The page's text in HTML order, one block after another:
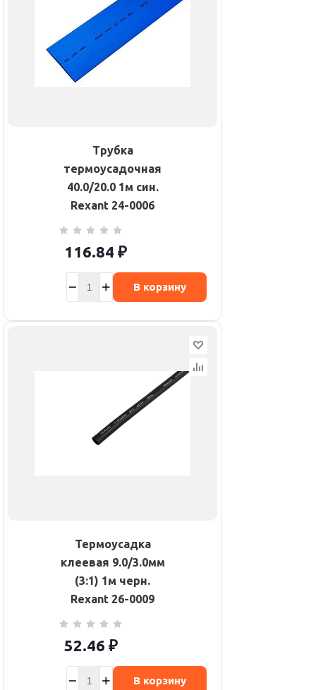
Трубка
термоусадочная
40.0/20.0 1м син.
Rexant 24-0006
116.84 ₽
В корзину
Термоусадка
клеевая 9.0/3.0мм
(3:1) 1м черн.
Rexant 26-0009
52.46 ₽
В корзину